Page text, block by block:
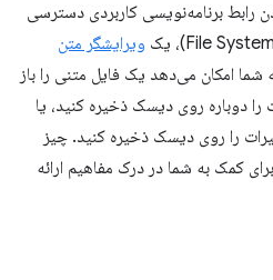
رابط برنامه‌نویسی کاربردی دسترسی
ویرایشگر متن
شما امکان می‌دهد یک فایل متنی را باز
را دوباره روی دیسک ذخیره کنید، یا
را روی دیسک ذخیره کنید. چیز
کمک به شما در درک مفاهیم ارائه